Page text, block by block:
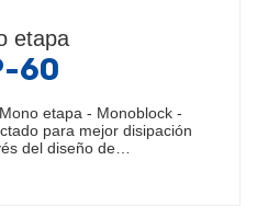
etapa
60
etapa - Monoblock -
para mejor disipación
del diseño de…